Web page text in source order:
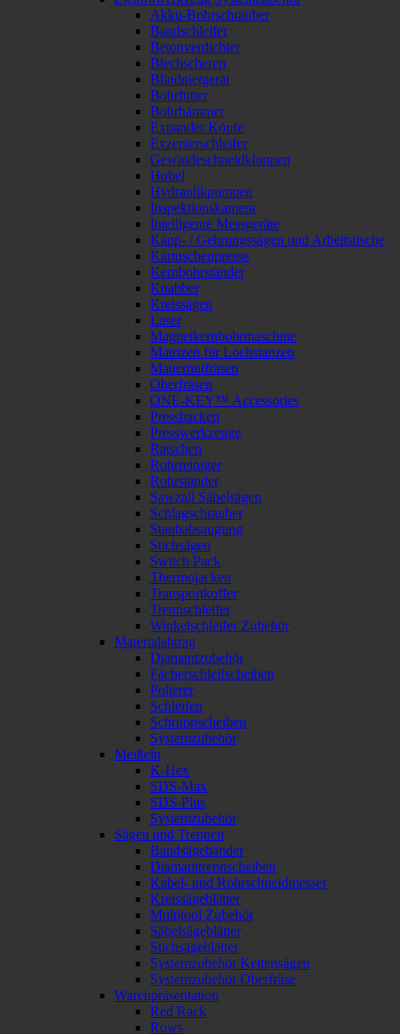
Akku-Bohrschrauber
Bandschleifer
Betonverdichter
Blechscheren
Blindnietgerät
Bohrfutter
Bohrhämmer
Expander Köpfe
Exzenterschleifer
Gewindeschneidkluppen
Hobel
Hydraulikpumpen
Inspektionskamera
Intelligente Messgeräte
Kapp- / Gehrungssägen und Arbeitstische
Kartuschenpresse
Kernbohrständer
Knabber
Kreissägen
Laser
Magnetkernbohrmaschine
Matrizen für Lochstanzen
Mauernutfräsen
Oberfräsen
ONE-KEY™ Accessories
Pressbacken
Presswerkzeuge
Ratschen
Rohrreiniger
Rohrständer
Sawzall Säbelsägen
Schlagschrauber
Staubabsaugung
Stichsägen
Switch Pack
Thermojacken
Transportkoffer
Trennschleifer
Winkelschleifer Zubehör
Materialabtrag
Diamantzubehör
Fächerschleifscheiben
Polierer
Schleifen
Schruppscheiben
Systemzubehör
Meißeln
K-Hex
SDS-Max
SDS-Plus
Systemzubehör
Sägen und Trennen
Bandsägebänder
Diamanttrennscheiben
Kabel- und Rohrschneidmesser
Kreissägeblätter
Multitool Zubehör
Säbelsägeblätter
Stichsägeblätter
Systemzubehör Kettensägen
Systemzubehör Oberfräse
Warenpräsentation
Red Rack
Rows